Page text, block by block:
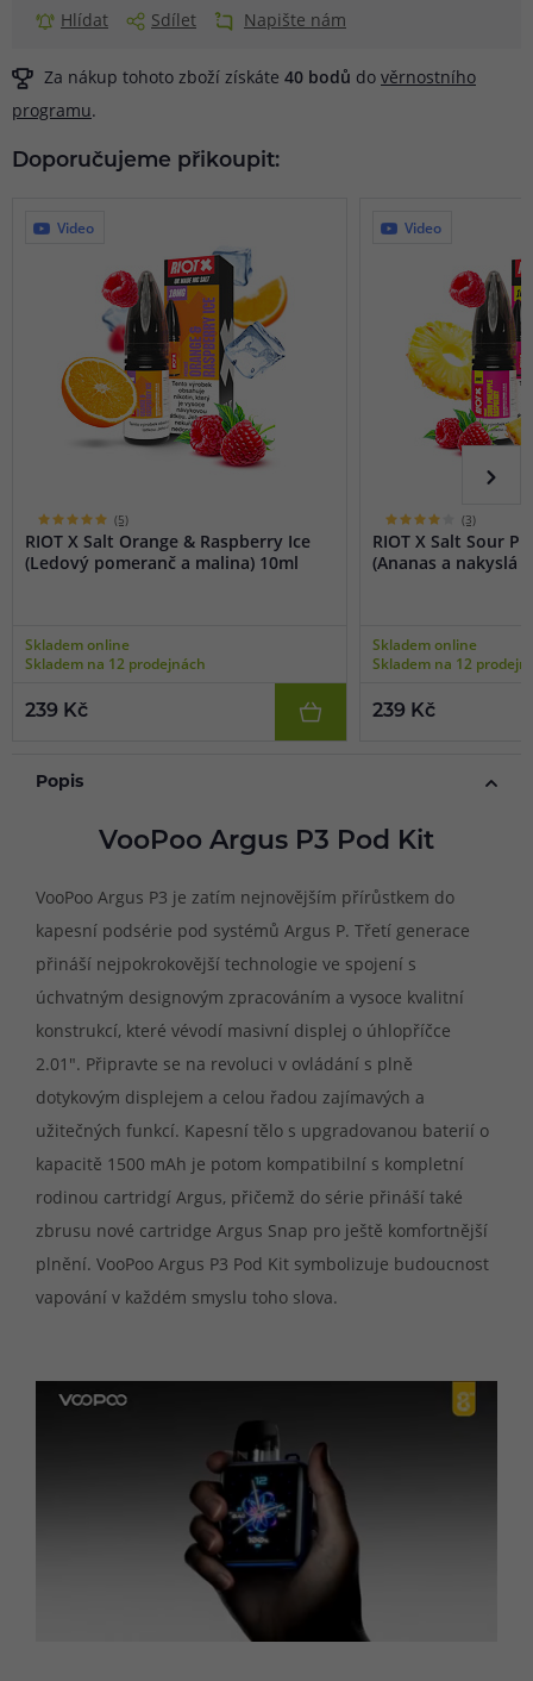
Hlídat
Sdílet Napište nám
Za nákup tohoto zboží získáte 40 bodů do věrnostního
programu.
Doporučujeme přikoupit:
Video
(5)
RIOT X Salt Orange & Raspberry Ice
(Ledový pomeranč a malina) 10ml
Skladem online
Skladem na 12 prodejnách
239 Kč
Video
(3)
RIOT X Salt Sour
(Ananas a nakyslá
Skladem online
Skladem na 12
239 Kč
Popis
VooPoo Argus P3 Pod Kit
VooPoo Argus P3 je zatím nejnovějším přírůstkem do
kapesní podsérie pod systémů Argus P. Třetí generace
přináší nejpokrokovější technologie ve spojení s
úchvatným designovým zpracováním a vysoce kvalitní
konstrukcí, které vévodí masivní displej o úhlopříčce
2.01". Připravte se na revoluci v ovládání s plně
dotykovým displejem a celou řadou zajímavých a
užitečných funkcí. Kapesní tělo s upgradovanou baterií o
kapacitě 1500 mAh je potom kompatibilní s kompletní
rodinou cartridgí Argus, přičemž do série přináší také
zbrusu nové cartridge Argus Snap pro ještě komfortnější
plnění. VooPoo Argus P3 Pod Kit symbolizuje budoucnost
vapování v každém smyslu toho slova.